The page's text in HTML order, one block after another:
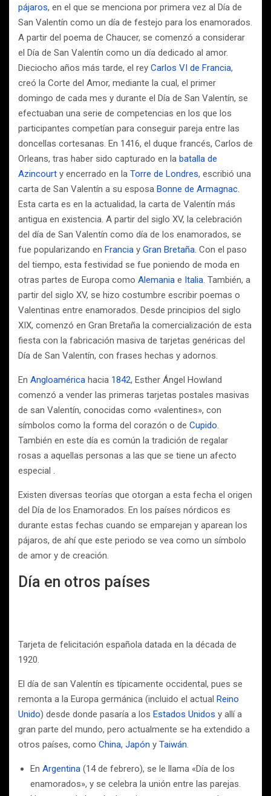
pájaros, en el que se menciona por primera vez al Día de
San Valentín como un día de festejo para los enamorados.
A partir del poema de Chaucer, se comenzó a considerar
el Día de San Valentín como un día dedicado al amor.
Dieciocho años más tarde, el rey Carlos VI de Francia,
creó la Corte del Amor, mediante la cual, el primer
domingo de cada mes y durante el Día de San Valentín, se
efectuaban una serie de competencias en los que los
participantes competían para conseguir pareja entre las
doncellas cortesanas. En 1416, el duque francés, Carlos de
Orleans, tras haber sido capturado en la batalla de
Azincourt y encerrado en la Torre de Londres, escribió una
carta de San Valentín a su esposa Bonne de Armagnac.
Esta carta es en la actualidad, la carta de Valentín más
antigua en existencia. A partir del siglo XV, la celebración
del día de San Valentín como día de los enamorados, se
fue popularizando en Francia y Gran Bretaña. Con el paso
del tiempo, esta festividad se fue poniendo de moda en
otras partes de Europa como Alemania e Italia. También, a
partir del siglo XV, se hizo costumbre escribir poemas o
Valentinas entre enamorados. Desde principios del siglo
XIX, comenzó en Gran Bretaña la comercialización de esta
fiesta con la fabricación masiva de tarjetas genéricas del
Día de San Valentín, con frases hechas y adornos.
En Angloamérica hacia 1842, Esther Ángel Howland
comenzó a vender las primeras tarjetas postales masivas
de san Valentín, conocidas como «valentines», con
símbolos como la forma del corazón o de Cupido.
También en este día es común la tradición de regalar
rosas a aquellas personas a las que se tiene un afecto
especial .
Existen diversas teorías que otorgan a esta fecha el origen
del Día de los Enamorados. En los países nórdicos es
durante estas fechas cuando se emparejan y aparean los
pájaros, de ahí que este periodo se vea como un símbolo
de amor y de creación.
Día en otros países
Tarjeta de felicitación española datada en la década de
1920.
El día de san Valentín es típicamente occidental, pues se
remonta a la Europa germánica (incluido el actual Reino
Unido) desde donde pasaría a los Estados Unidos y allí a
gran parte del mundo, pero actualmente se ha extendido a
otros países, como China, Japón y Taiwán.
En Argentina (14 de febrero), se le llama «Día de los
enamorados», y se celebra la unión entre las parejas.